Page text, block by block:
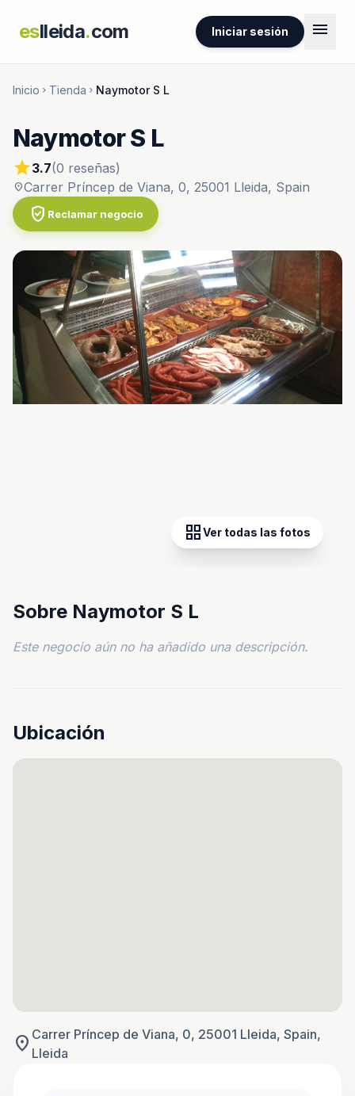
eslleida.com Iniciar sesión menu
Inicio chevron_right Tienda chevron_right Naymotor S L
Naymotor S L
star3.7(0 reseñas)
location_onCarrer Príncep de Viana, 0, 25001 Lleida, Spain
verified_user Reclamar negocio
grid_viewVer todas las fotos
Sobre Naymotor S L
Este negocio aún no ha añadido una descripción.
Ubicación
location_on Carrer Príncep de Viana, 0, 25001 Lleida, Spain,
Lleida